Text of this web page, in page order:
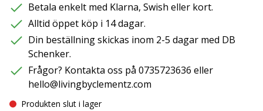
Betala enkelt med Klarna, Swish eller kort.
Alltid öppet köp i 14 dagar.
Din beställning skickas inom 2-5 dagar med DB
Schenker.
Frågor? Kontakta oss på 0735723636 eller
hello@livingbyclementz.com
Produkten slut i lager